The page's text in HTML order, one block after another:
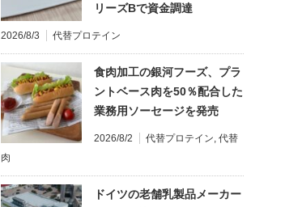
リーズBで資金調達
2026/8/3 代替プロテイン
食肉加工の銀河フーズ、プラ
ントベース肉を50％配合した
業務用ソーセージを発売
2026/8/2 代替プロテイン 代替
肉
ドイツの老舗乳製品メーカー